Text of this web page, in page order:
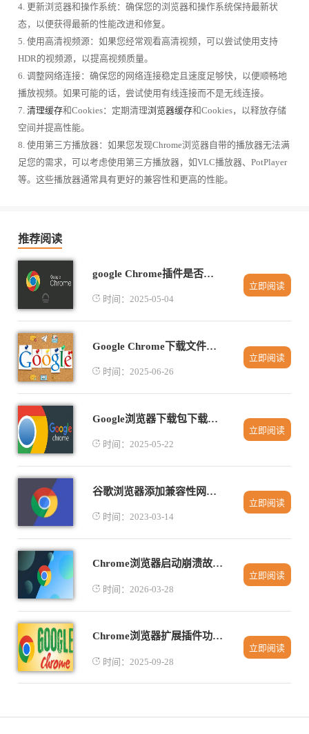
4. 更新浏览器和操作系统：确保您的浏览器和操作系统保持最新状
态，以便获得最新的性能改进和修复。
5. 使用高清视频源：如果您经常观看高清视频，可以尝试使用支持
HDR的视频源，以提高视频质量。
6. 调整网络连接：确保您的网络连接稳定且速度足够快，以便顺畅地
播放视频。如果可能的话，尝试使用有线连接而不是无线连接。
7. 清理缓存和Cookies：定期清理浏览器缓存和Cookies，以释放存储
空间并提高性能。
8. 使用第三方播放器：如果您发现Chrome浏览器自带的播放器无法满
足您的需求，可以考虑使用第三方播放器，如VLC播放器、PotPlayer
等。这些播放器通常具有更好的兼容性和更高的性能。
推荐阅读
google Chrome插件是否支持网页模块化管理
时间：2025-05-04
立即阅读
Google Chrome下载文件夹权限调整技巧
时间：2025-06-26
立即阅读
Google浏览器下载包下载工具配置
时间：2025-05-22
立即阅读
谷歌浏览器添加兼容性网址怎么弄
时间：2023-03-14
立即阅读
Chrome浏览器启动崩溃故障排查及修复教程
时间：2026-03-28
立即阅读
Chrome浏览器扩展插件功能测评与实用技巧
时间：2025-09-28
立即阅读